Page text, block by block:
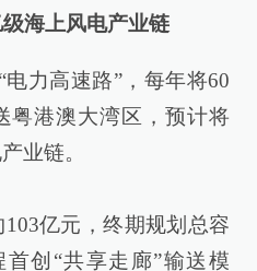
海上风电产业链
力高速路”，每年将60
粤港澳大湾区，预计将
业链。
亿元，终期规划总容
创“共享走廊”输送模